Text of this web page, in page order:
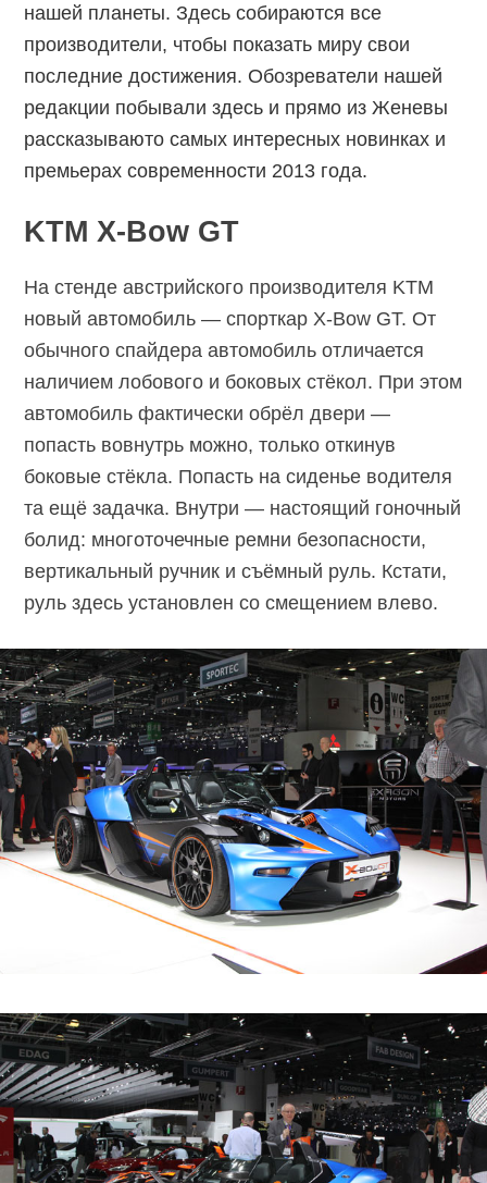
нашей планеты. Здесь собираются все
производители, чтобы показать миру свои
последние достижения. Обозреватели нашей
редакции побывали здесь и прямо из Женевы
рассказываюто самых интересных новинках и
премьерах современности 2013 года.
KTM X-Bow GT
На стенде австрийского производителя KTM
новый автомобиль — спорткар X-Bow GT. От
обычного спайдера автомобиль отличается
наличием лобового и боковых стёкол. При этом
автомобиль фактически обрёл двери —
попасть вовнутрь можно, только откинув
боковые стёкла. Попасть на сиденье водителя
та ещё задачка. Внутри — настоящий гоночный
болид: многоточечные ремни безопасности,
вертикальный ручник и съёмный руль. Кстати,
руль здесь установлен со смещением влево.